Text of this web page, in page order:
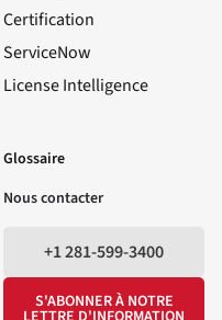
Certification
ServiceNow
License Intelligence
Glossaire
Nous contacter
+1 281-599-3400
S'ABONNER À NOTRE